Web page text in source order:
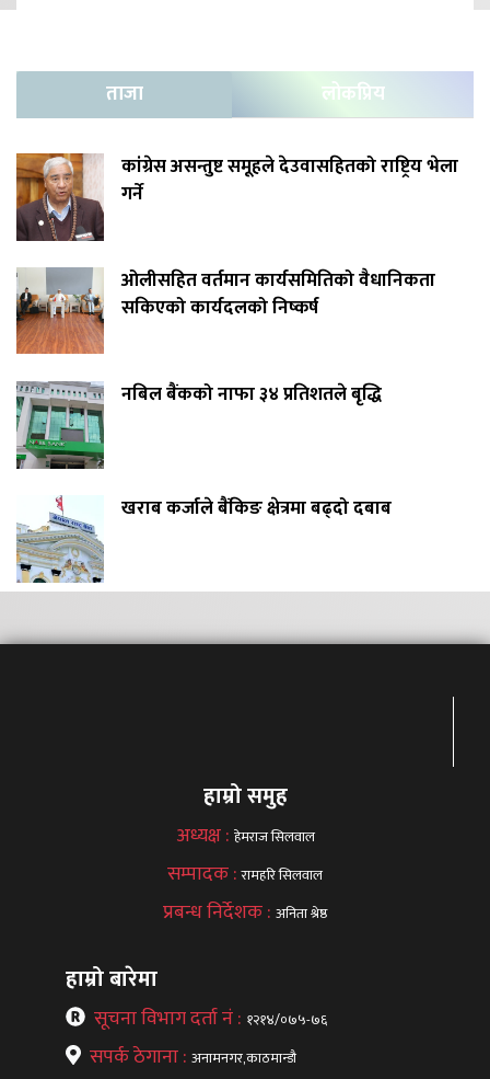
ताजा लोकप्रिय
कांग्रेस असन्तुष्ट समूहले देउवासहितको राष्ट्रिय भेला
गर्ने
ओलीसहित वर्तमान कार्यसमितिको वैधानिकता
सकिएको कार्यदलको निष्कर्ष
नबिल बैंकको नाफा ३४ प्रतिशतले बृद्धि
खराब कर्जाले बैंकिङ क्षेत्रमा बढ्दो दबाब
हाम्रो समुह
अध्यक्ष : हेमराज सिलवाल
सम्पादक :रामहरि सिलवाल
प्रबन्ध निर्देशक : अनिता श्रेष्ठ
हाम्रो बारेमा
सूचना विभाग दर्ता नं : १२१४/०७५-७६
सपर्क ठेगाना : अनामनगर,काठमान्डौ